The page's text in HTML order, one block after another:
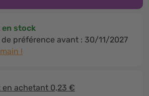
en stock
préférence avant : 30/11/2027
!
en achetant 0,23 €